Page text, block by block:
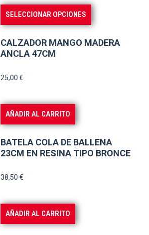
precios:
desde
7,00 €
hasta
7,50 €
SELECCIONAR OPCIONES
producto
tiene
en
CALZADOR MANGO MADERA
ANCLA 47CM
25,00 €
AÑADIR AL CARRITO
BATELA COLA DE BALLENA
23CM EN RESINA TIPO BRONCE
38,50 €
AÑADIR AL CARRITO